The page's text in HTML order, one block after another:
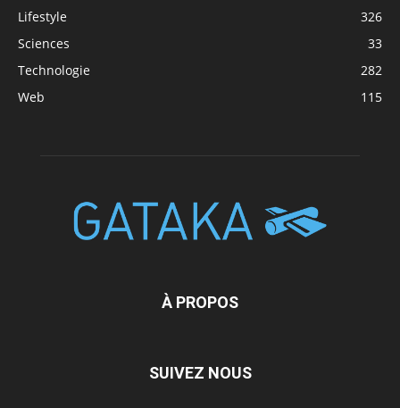
Lifestyle
326
Sciences
33
Technologie
282
Web
115
À PROPOS
SUIVEZ NOUS